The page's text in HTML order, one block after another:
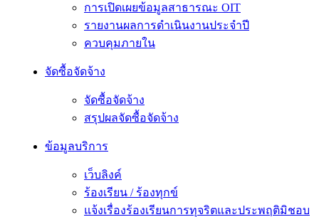
การเปิดเผยข้อมูลสาธารณะ OIT
รายงานผลการดำเนินงานประจำปี
ควบคุมภายใน
จัดซื้อจัดจ้าง
จัดซื้อจัดจ้าง
สรุปผลจัดซื้อจัดจ้าง
ข้อมูลบริการ
เว็บลิงค์
ร้องเรียน / ร้องทุกข์
แจ้งเรื่องร้องเรียนการทุจริตและประพฤติมิชอบ